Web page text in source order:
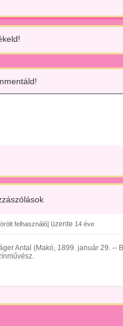
felhasználó] üzente 14 éve
Antal (Makó, 1899. január 29. --